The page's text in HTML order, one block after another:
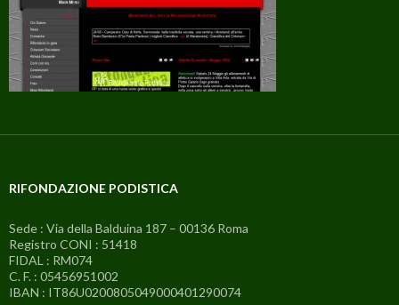
RIFONDAZIONE PODISTICA
Sede : Via della Balduina 187 – 00136 Roma
Registro CONI : 51418
FIDAL : RM074
C. F. : 05456951002
IBAN : IT86U0200805049000401290074